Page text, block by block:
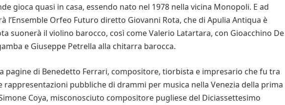
gioca quasi in casa, essendo nato nel 1978 nella vicina Monopoli. E ad
l’Ensemble Orfeo Futuro diretto Giovanni Rota, che di Apulia Antiqua è
suonerà il violino barocco, così come Valerio Latartara, con Gioacchino De
e Giuseppe Petrella alla chitarra barocca.
pagine di Benedetto Ferrari, compositore, tiorbista e impresario che fu tra
rappresentazioni pubbliche di drammi per musica nella Venezia della prima
Coya, misconosciuto compositore pugliese del Diciassettesimo